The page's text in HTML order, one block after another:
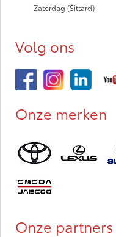
Zaterdag (Sittard)
Volg ons
Onze merken
Onze partners